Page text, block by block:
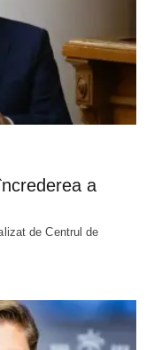
a
de Centrul de